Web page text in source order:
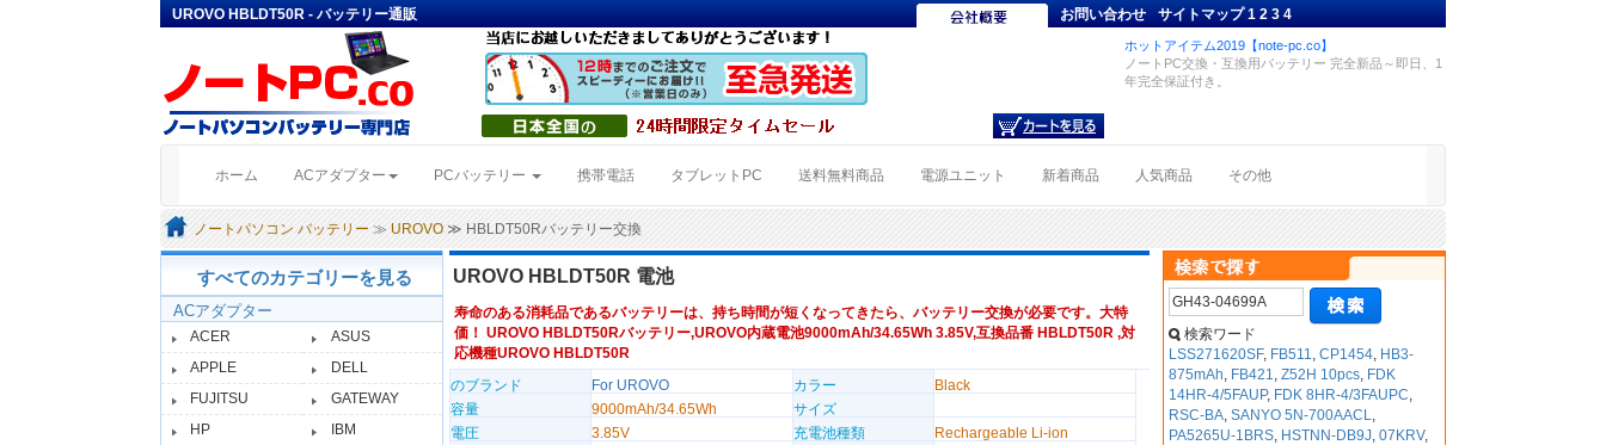
UROVO HBLDT50R - バッテリー通販 お問い合わせ サイトマップ 1234
ホットアイテム2019【note-pc.co】
ノートPC交換・互換用バッテリー 完全新品～即日、1
年完全保証付き。
ホーム (current)ACアダプター PCバッテリー 携帯電話 タブレットPC 送料無料商品 電源ユニット 新着商品 人気商品 その他
ノートパソコン バッテリー ≫ UROVO ≫ HBLDT50Rバッテリー交換
すべてのカテゴリーを見る
ACアダプター
ACER
ASUS
APPLE
DELL
FUJITSU
GATEWAY
HP
IBM
UROVO HBLDT50R 電池
寿命のある消耗品であるバッテリーは、持ち時間が短くなってきたら、バッテリー交換が必要です。大特
価！ UROVO HBLDT50Rバッテリー,UROVO内蔵電池9000mAh/34.65Wh 3.85V,互換品番 HBLDT50R ,対
応機種UROVO HBLDT50R
のブランド
For UROVO カラー
Black
容量
9000mAh/34.65Wh
サイズ
電圧
3.85V 充電池種類
Rechargeable Li-ion
検索ワード
LSS271620SF, FB511,CP1454, HB3-
875mAh, FB421,Z52H 10pcs, FDK
14HR-4/5FAUP, FDK 8HR-4/3FAUPC,
RSC-BA,SANYO 5N-700AACL,
PA5265U-1BRS, HSTNN-DB9J,07KRV,